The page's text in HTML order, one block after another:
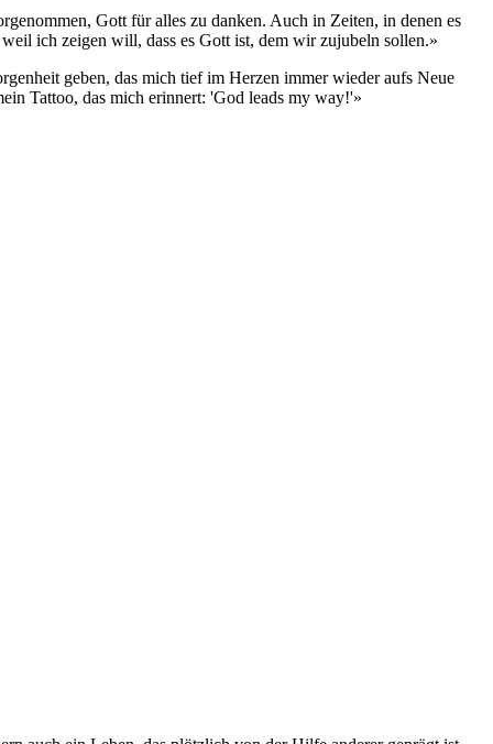
Gott für alles zu danken. Auch in Zeiten, in denen es
ich zeigen will, dass es Gott ist, dem wir zujubeln sollen.»
geben, das mich tief im Herzen immer wieder aufs Neue
Tattoo, das mich erinnert: 'God leads my way!'»